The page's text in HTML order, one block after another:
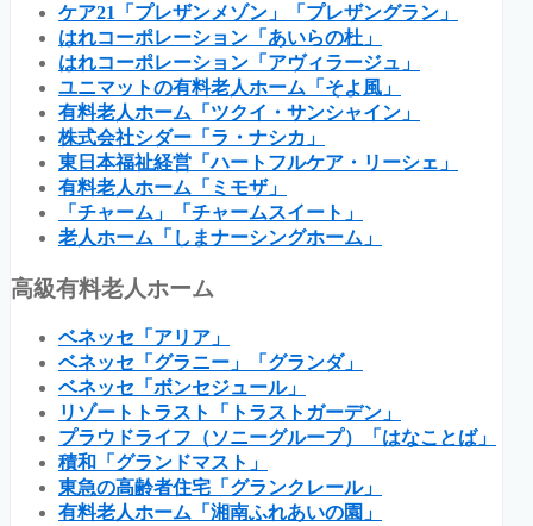
ケア21「プレザンメゾン」「プレザングラン」
はれコーポレーション「あいらの杜」
はれコーポレーション「アヴィラージュ」
ユニマットの有料老人ホーム「そよ風」
有料老人ホーム「ツクイ・サンシャイン」
株式会社シダー「ラ・ナシカ」
東日本福祉経営「ハートフルケア・リーシェ」
有料老人ホーム「ミモザ」
「チャーム」「チャームスイート」
老人ホーム「しまナーシングホーム」
高級有料老人ホーム
ベネッセ「アリア」
ベネッセ「グラニー」「グランダ」
ベネッセ「ボンセジュール」
リゾートトラスト「トラストガーデン」
プラウドライフ（ソニーグループ）「はなことば」
積和「グランドマスト」
東急の高齢者住宅「グランクレール」
有料老人ホーム「湘南ふれあいの園」